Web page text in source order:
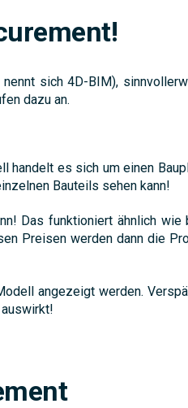
sich 4D-BIM),
dazu an.
es sich um einen
Bauteils sehen kann!
Das funktioniert ähnlich
Preisen werden dann die
angezeigt werden.